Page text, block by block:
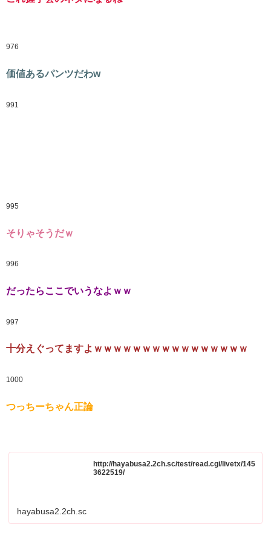
976
価値あるパンツだわw
991
995
そりゃそうだｗ
996
だったらここでいうなよｗｗ
997
十分えぐってますよｗｗｗｗｗｗｗｗｗｗｗｗｗｗｗｗ
1000
つっちーちゃん正論
http://hayabusa2.2ch.sc/test/read.cgi/livetx/145
3622519/
hayabusa2.2ch.sc